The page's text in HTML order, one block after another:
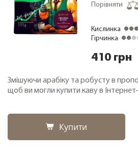
Порівняти
Кислинка
Гірчинка
410 грн
Змішуючи арабіку та робусту в
щоб ви могли купити каву в
Купити